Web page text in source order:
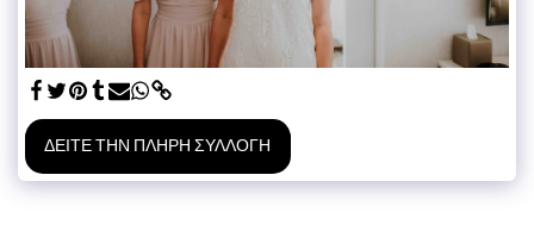
ΔΕΊΤΕ ΤΗΝ ΠΛΉΡΗ ΣΥΛΛΟΓΉ